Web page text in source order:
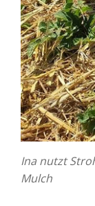
Ina nutzt
Mulch